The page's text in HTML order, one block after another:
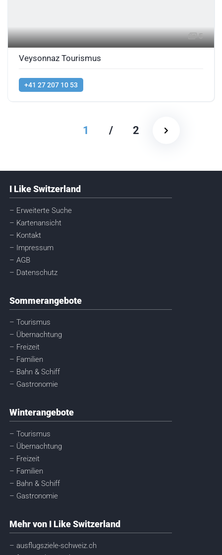
5
Veysonnaz Tourismus
+41 27 207 10 53
1 / 2
I Like Switzerland
– Erweiterte Suche
– Kartenansicht
– Kontakt
– Impressum
– AGB
– Datenschutz
Sommerangebote
– Tourismus
– Übernachtung
– Freizeit
– Familien
– Bahn & Schiff
– Gastronomie
Winterangebote
– Tourismus
– Übernachtung
– Freizeit
– Familien
– Bahn & Schiff
– Gastronomie
Mehr von I Like Switzerland
– ausflugsziele-schweiz.ch